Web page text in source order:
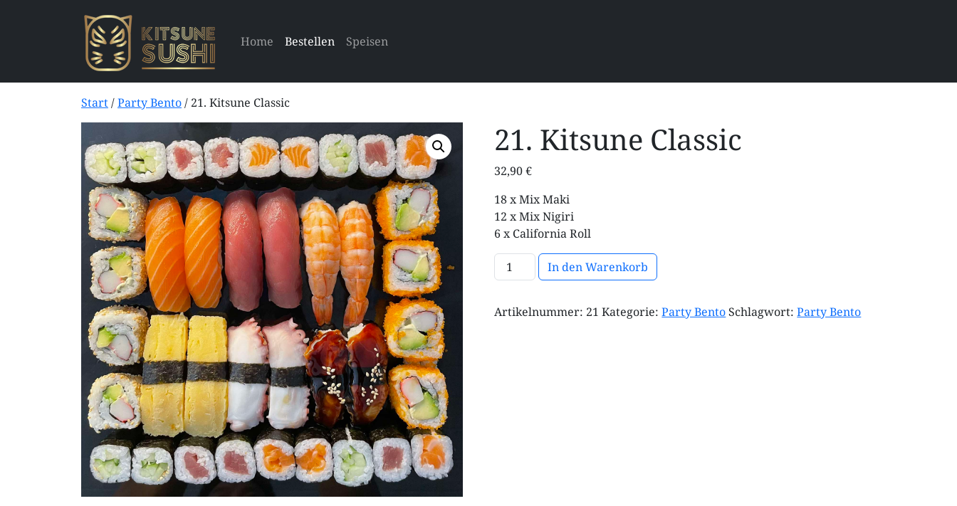
Home Bestellen Speisen
Start/Party Bento/ 21. Kitsune Classic
21. Kitsune Classic
32,90€
18 x Mix Maki
12 x Mix Nigiri
6 x California Roll
21. Kitsune Classic Menge
In den Warenkorb
Artikelnummer: 21 Kategorie:Party BentoSchlagwort:Party Bento